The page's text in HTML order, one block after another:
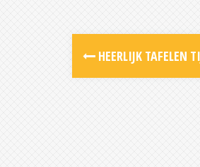
Post
navigation
HEERLIJK TAFELEN